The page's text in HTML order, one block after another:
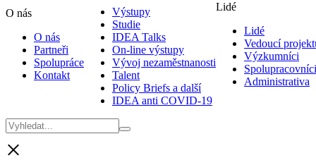
O nás
O nás
Partneři
Spolupráce
Kontakt
Výstupy
Studie
IDEA Talks
On-line výstupy
Vývoj nezaměstnanosti
Talent
Policy Briefs a další
IDEA anti COVID-19
Lidé
Lidé
Vedoucí
Výzkumníci
Spolupracovníci
Administrativa
×